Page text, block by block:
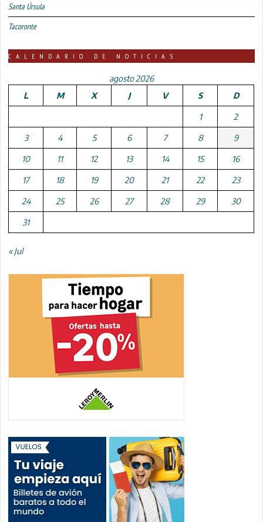
Santa Úrsula
Tacoronte
CALENDARIO DE NOTICIAS
agosto 2026
L
M X J V S D
1 2
3 4 5 6 7 8 9
10 11 12 13 14 15 16
17 18 19 20 21 22 23
24 25 26 27 28 29 30
31
« Jul